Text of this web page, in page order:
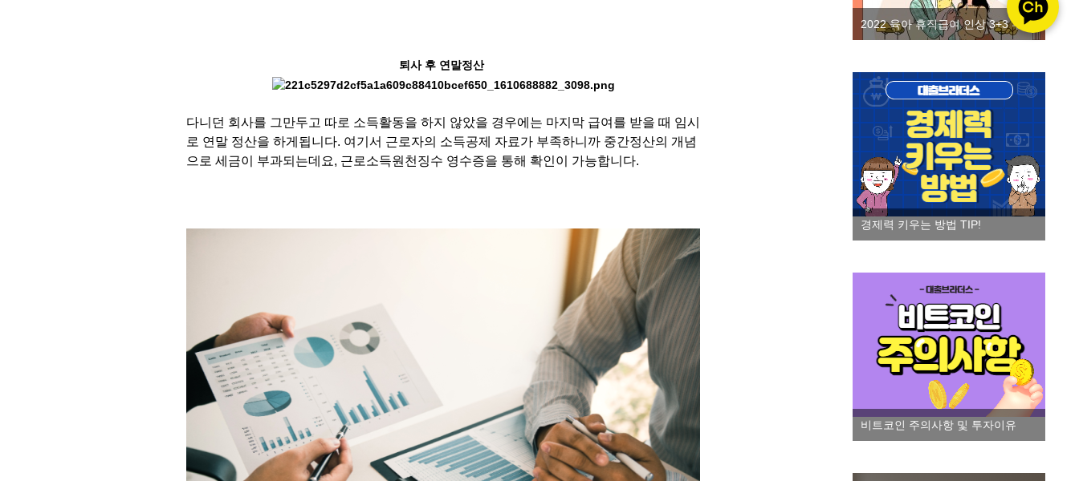
2022 육아 휴직급여 인상 3+3 부모 육아휴직제 고용안정장려금을 알아보자
경제력 키우는 방법 TIP!
비트코인 주의사항 및 투자이유
퇴사 후 연말정산
다니던 회사를 그만두고 따로 소득활동을 하지 않았을 경우에는 마지막 급여를 받을 때 임시
로 연말 정산을 하게됩니다. 여기서 근로자의 소득공제 자료가 부족하니까 중간정산의 개념
으로 세금이 부과되는데요, 근로소득원천징수 영수증을 통해 확인이 가능합니다.